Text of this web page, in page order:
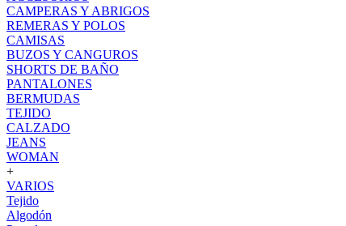
CAMPERAS Y ABRIGOS
REMERAS Y POLOS
CAMISAS
BUZOS Y CANGUROS
SHORTS DE BAÑO
PANTALONES
BERMUDAS
TEJIDO
CALZADO
JEANS
WOMAN
+
VARIOS
Tejido
Algodón